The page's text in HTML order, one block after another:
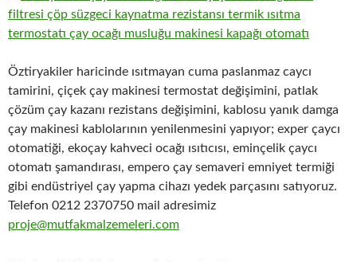
Öztiryakiler haricinde ısıtmayan cuma paslanmaz caycı
tamirini, çiçek çay makinesi termostat değişimini, patlak
çözüm çay kazanı rezistans değişimini, kablosu yanık damga
çay makinesi kablolarının yenilenmesini yapıyor; exper çaycı
otomatiği, ekoçay kahveci ocağı ısıtıcısı, eminçelik çaycı
otomatı şamandırası, empero çay semaveri emniyet termiği
gibi endüstriyel çay yapma cihazı yedek parçasını satıyoruz.
Telefon 0212 2370750 mail adresimiz
proje@mutfakmalzemeleri.com